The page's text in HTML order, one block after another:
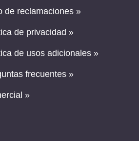
de reclamaciones »
de privacidad »
de usos adicionales »
frecuentes »
»